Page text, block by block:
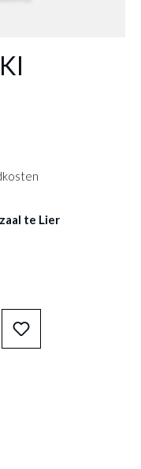
te Lier